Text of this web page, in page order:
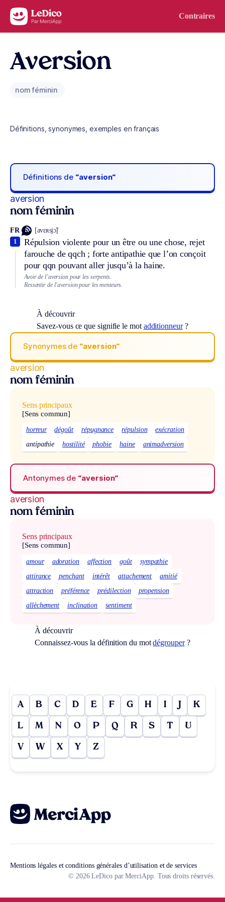
Aller au contenu Contraires
Aversion
nom féminin
Définitions, synonymes, exemples en français
Définitions de “aversion“
aversion
nom féminin
FR [avɛʀsjɔ̃]
Répulsion violente pour un être ou une chose, rejet
farouche de qqch ; forte antipathie que l’on conçoit
pour qqn pouvant aller jusqu’à la haine.
1
Avoir de l’aversion pour les serpents.
Ressentir de l’aversion pour les menteurs.
À découvrir
Savez-vous ce que signifie le mot additionneur?
Synonymes de “aversion“
aversion
nom féminin
Sens principaux
[Sens commun]
horreur dégoût répugnance répulsion
exécration
antipathie
hostilité phobie haine animadversion
Antonymes de “aversion“
aversion
nom féminin
Sens principaux
[Sens commun]
amour adoration affection goût
sympathie
attirance
penchant intérêt attachement
amitié
attraction
préférence prédilection
propension
allèchement
inclination sentiment
À découvrir
Connaissez-vous la définition du motdégrouper?
A B C D E F G H I J K
L M N O P Q R S T U
V W X Y Z
Mentions légales et conditions générales d’utilisation et de services
© 2026 LeDico par MerciApp. Tous droits réservés.